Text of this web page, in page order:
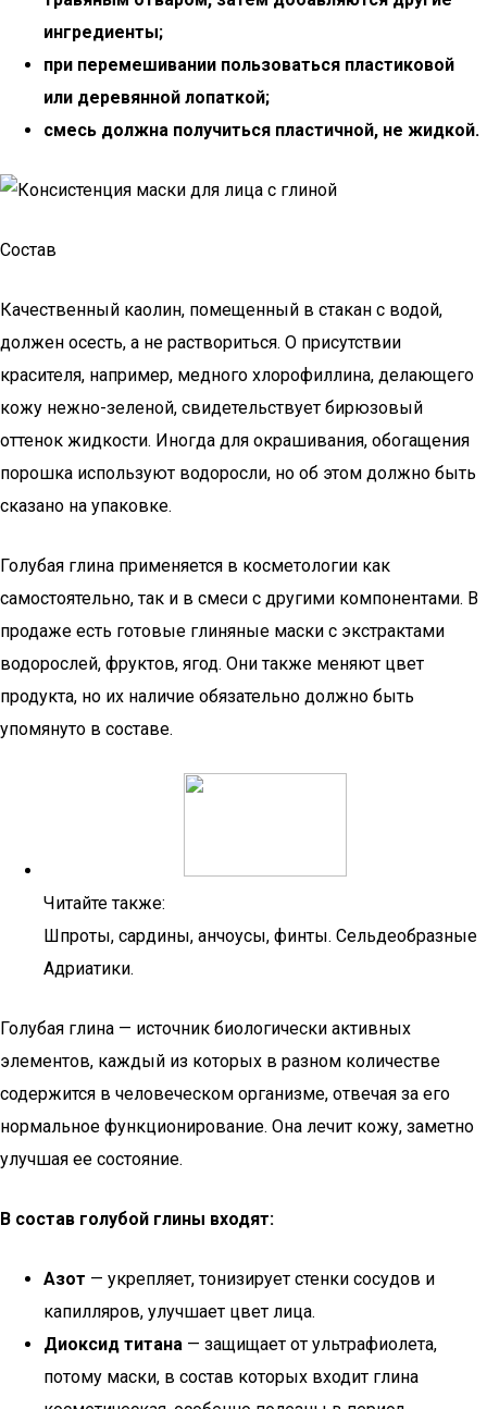
ингредиенты;
при перемешивании пользоваться пластиковой
или деревянной лопаткой;
смесь должна получиться пластичной, не жидкой.
Состав
Качественный каолин, помещенный в стакан с водой,
должен осесть, а не раствориться. О присутствии
красителя, например, медного хлорофиллина, делающего
кожу нежно-зеленой, свидетельствует бирюзовый
оттенок жидкости. Иногда для окрашивания, обогащения
порошка используют водоросли, но об этом должно быть
сказано на упаковке.
Голубая глина применяется в косметологии как
самостоятельно, так и в смеси с другими компонентами. В
продаже есть готовые глиняные маски с экстрактами
водорослей, фруктов, ягод. Они также меняют цвет
продукта, но их наличие обязательно должно быть
упомянуто в составе.
Читайте также:
Шпроты, сардины, анчоусы, финты. Сельдеобразные
Адриатики.
Голубая глина — источник биологически активных
элементов, каждый из которых в разном количестве
содержится в человеческом организме, отвечая за его
нормальное функционирование. Она лечит кожу, заметно
улучшая ее состояние.
В состав голубой глины входят:
Азот — укрепляет, тонизирует стенки сосудов и
капилляров, улучшает цвет лица.
Диоксид титана — защищает от ультрафиолета,
потому маски, в состав которых входит глина